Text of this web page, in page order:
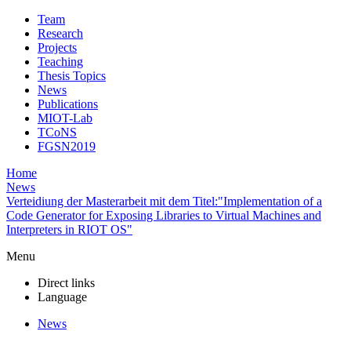
Team
Research
Projects
Teaching
Thesis Topics
News
Publications
MIOT-Lab
TCoNS
FGSN2019
Home
News
Verteidiung der Masterarbeit mit dem Titel:"Implementation of a
Code Generator for Exposing Libraries to Virtual Machines and
Interpreters in RIOT OS"
Menu
Direct links
Language
News